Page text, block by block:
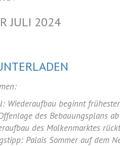
JULI 2024
Wiederaufbau beginnt
des Bebauungsplans
des Molkenmarktes
Palais Sommer auf dem